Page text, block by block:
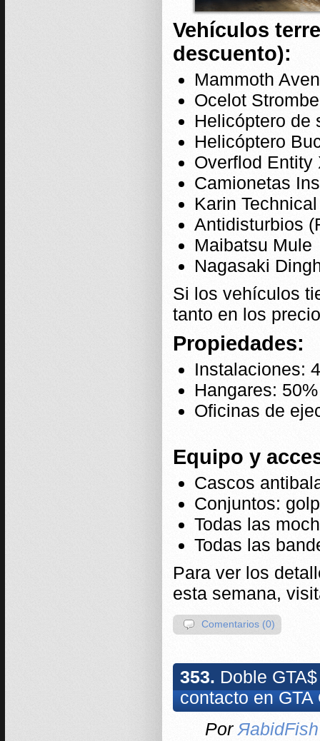
Vehículos
descuento):
Mammoth
Ocelot
Helicóptero de
Helicóptero
Overflod Entity
Camionetas
Karin Technical
Antidisturbios
Maibatsu Mule
Nagasaki
Si los vehículos
tanto en los
Propiedades:
Instalaciones:
Hangares:
Oficinas de
Equipo y
Cascos
Conjuntos:
Todas las
Todas las
Para ver los
esta semana,
Comentarios (0)
353. Doble
contacto en GTA
Por ЯabidFish